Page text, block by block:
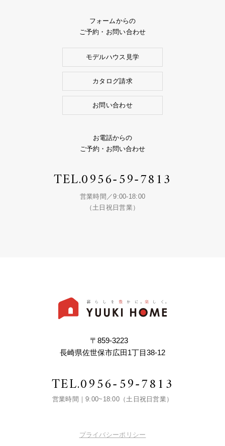
フォームからの
ご予約・お問い合わせ
モデルハウス見学
カタログ請求
お問い合わせ
お電話からの
ご予約・お問い合わせ
TEL.0956-59-7813
営業時間／9:00-18:00
（土日祝日営業）
〒859-3223
長崎県佐世保市広田1丁目38-12
TEL.0956-59-7813
営業時間｜9:00~18:00（土日祝日営業）
プライバシーポリシー